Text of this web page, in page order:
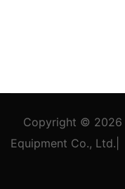
Copyright © 2026
Equipment Co., Ltd.